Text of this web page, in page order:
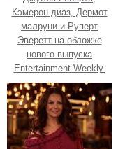
Кэмерон диаз, Дермот
малруни и Руперт
Эверетт на обложке
нового выпуска
Entertainment Weekly.